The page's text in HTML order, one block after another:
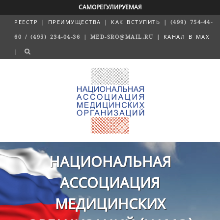
САМОРЕГУЛИРУЕМАЯ
РЕЕСТР | ПРЕИМУЩЕСТВА | КАК ВСТУПИТЬ | (499) 754-44-
60 / (495) 234-04-36 | MED-SRO@MAIL.RU | КАНАЛ В MAX
|
НАЦИОНАЛЬНАЯ
АССОЦИАЦИЯ
МЕДИЦИНСКИХ